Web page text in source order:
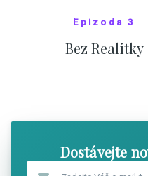
Epizoda 3
Bez Realitky
Dostávejte